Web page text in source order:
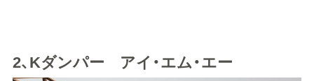
2、Kダンパー アイ・エム・エー